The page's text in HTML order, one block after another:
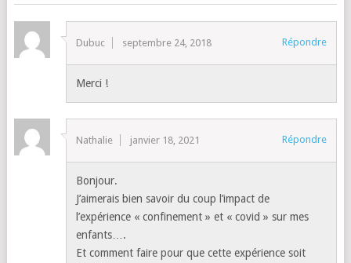
Dubuc septembre 24, 2018 Répondre
Merci !
Nathalie janvier 18, 2021 Répondre
Bonjour.
J’aimerais bien savoir du coup l’impact de
l’expérience « confinement » et « covid » sur mes
enfants….
Et comment faire pour que cette expérience soit